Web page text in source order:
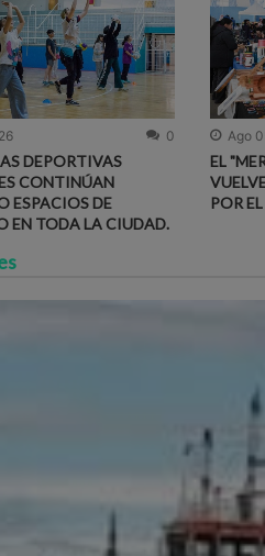
0
DEPORTIVAS
CONTINÚAN
ESPACIOS DE
EN TODA LA CIUDAD.
Ago
EL
POR